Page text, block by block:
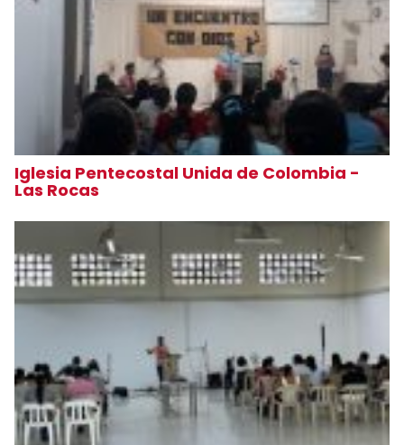
Iglesia Pentecostal Unida de Colombia -
Las Rocas